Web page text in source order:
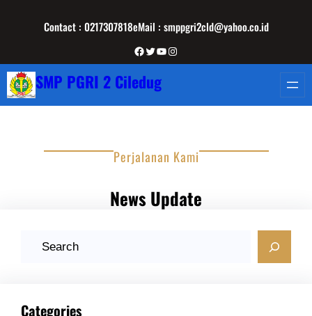
Contact : 0217307818eMail : smppgri2cld@yahoo.co.id
Facebook
Twitter
YouTubeInstagram
SMP PGRI 2 Ciledug
Perjalanan Kami
News Update
Categories